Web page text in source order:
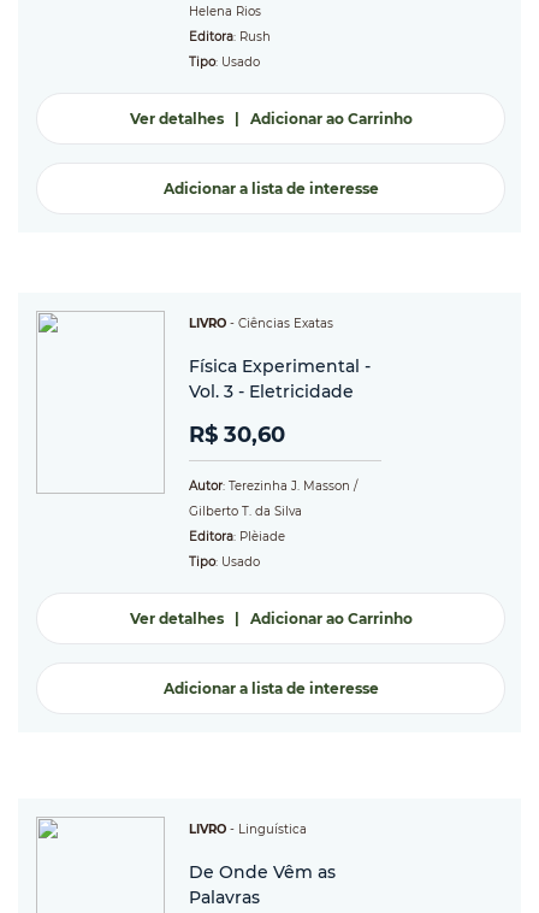
Helena Rios
Editora: Rush
Tipo: Usado
Ver detalhes| Adicionar ao Carrinho
Adicionar a lista de interesse
LIVRO - Ciências Exatas
Física Experimental -
Vol. 3 - Eletricidade
R$ 30,60
Autor: Terezinha J. Masson /
Gilberto T. da Silva
Editora: Plèiade
Tipo: Usado
Ver detalhes| Adicionar ao Carrinho
Adicionar a lista de interesse
LIVRO - Linguística
De Onde Vêm as
Palavras